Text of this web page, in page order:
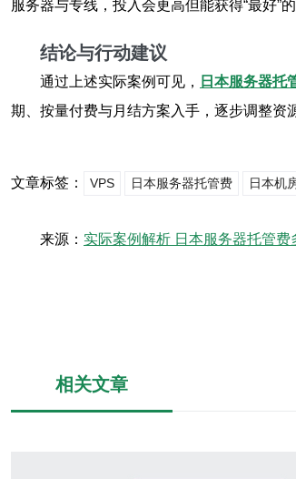
服务器与专线，投入会更高但能获得“最好”的
结论与行动建议
通过上述实际案例可见， 日本服务器托
期、按量付费与月结方案入手，逐步调整资
文章标签： VPS 日本服务器托管费 日本机
来源： 实际案例解析 日本服务器托管
相关文章